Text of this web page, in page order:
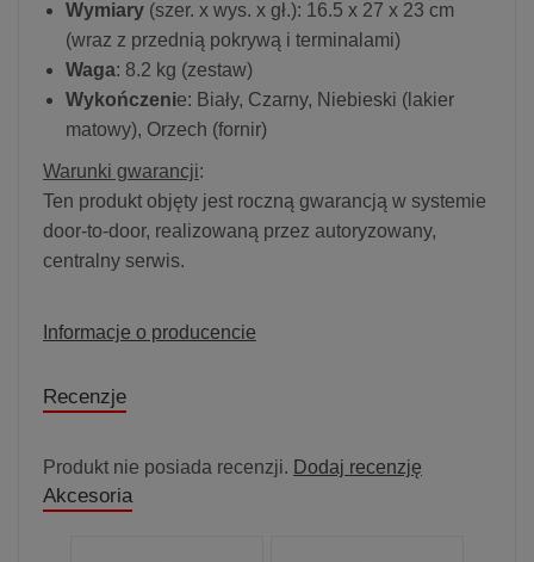
Wymiary (szer. x wys. x gł.): 16.5 x 27 x 23 cm
(wraz z przednią pokrywą i terminalami)
Waga: 8.2 kg (zestaw)
Wykończenie: Biały, Czarny, Niebieski (lakier
matowy), Orzech (fornir)
Warunki gwarancji:
Ten produkt objęty jest roczną gwarancją w systemie
door-to-door, realizowaną przez autoryzowany,
centralny serwis.
Informacje o producencie
Recenzje
Produkt nie posiada recenzji. Dodaj recenzję
Akcesoria